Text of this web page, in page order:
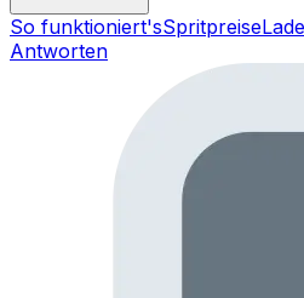
So funktioniert'sSpritpreise
Antworten